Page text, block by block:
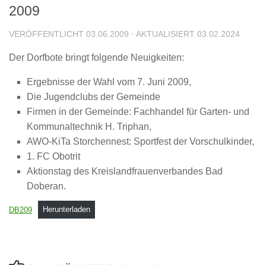
2009
VERÖFFENTLICHT 03.06.2009 · AKTUALISIERT 03.02.2024
Der Dorfbote bringt folgende Neuigkeiten:
Ergebnisse der Wahl vom 7. Juni 2009,
Die Jugendclubs der Gemeinde
Firmen in der Gemeinde: Fachhandel für Garten- und
Kommunaltechnik H. Triphan,
AWO-KiTa Storchennest: Sportfest der Vorschulkinder,
1. FC Obotrit
Aktionstag des Kreislandfrauenverbandes Bad
Doberan.
DB209 Herunterladen